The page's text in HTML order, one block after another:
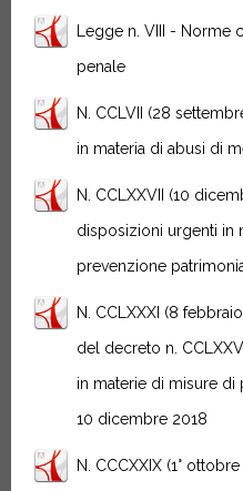
Legge n. VIII - Norme
penale
N. CCLVII (28
in materia di abusi di
N. CCLXXVII (10
disposizioni urgenti in
prevenzione
N. CCLXXXI (8
del decreto n.
in materie di misure di
10 dicembre 2018
N. CCCXXIX (1°